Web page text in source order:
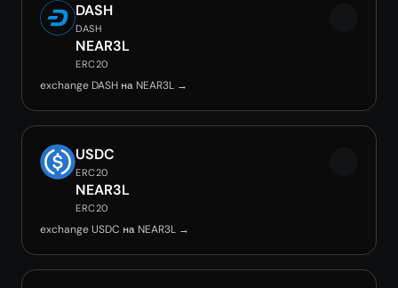
DASH
DASH
NEAR3L
ERC20
exchange DASH на NEAR3L →
USDC
ERC20
NEAR3L
ERC20
exchange USDC на NEAR3L →